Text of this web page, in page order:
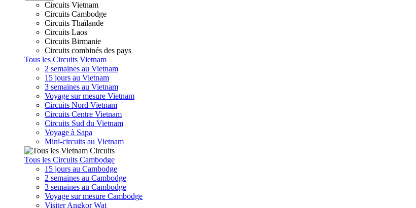
Circuits Vietnam
Circuits Cambodge
Circuits Thaïlande
Circuits Laos
Circuits Birmanie
Circuits combinés des pays
Tous les Circuits Vietnam
2 semaines au Vietnam
15 jours au Vietnam
3 semaines au Vietnam
Voyage sur mesure Vietnam
Circuits Nord Vietnam
Circuits Centre Vietnam
Circuits Sud du Vietnam
Voyage à Sapa
Mini-circuits au Vietnam
Tous les Circuits Cambodge
15 jours au Cambodge
2 semaines au Cambodge
3 semaines au Cambodge
Voyage sur mesure Cambodge
Visiter Angkor Wat